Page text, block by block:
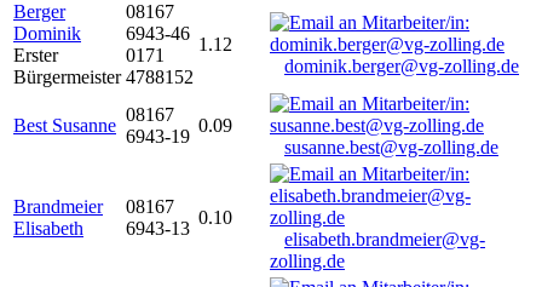
Berger
Dominik
Erster
Bürgermeister
08167
6943-46
0171
4788152
1.12
dominik.berger@vg-zolling.de
Best Susanne
08167
6943-19
0.09
susanne.best@vg-zolling.de
Brandmeier
Elisabeth
08167
6943-13
0.10
elisabeth.brandmeier@vg-
zolling.de